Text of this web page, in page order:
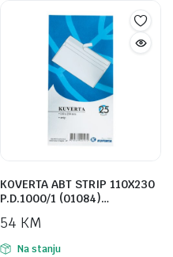
KOVERTA ABT STRIP 110X230
P.D.1000/1 (01084)…
54 KM
Na stanju